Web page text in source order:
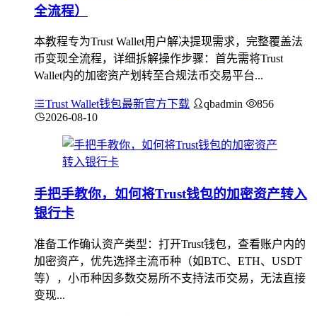
全流程）
本教程专为Trust Wallet用户解决提现需求，完整覆盖法
币变现全流程，详细拆解操作步骤：首先需将Trust
Wallet内的加密资产划转至合规法币交易平台...
Trust Wallet钱包最新官方下载 qbadmin
856
2026-08-10
手把手教你，如何将Trust钱包的加密资产转入
银行卡
准备工作确认资产类型：打开Trust钱包，查看账户内的
加密资产，优先选择主流币种（如BTC、ETH、USDT
等），小币种因多数交易所不支持法币交易，无法直接
变现...